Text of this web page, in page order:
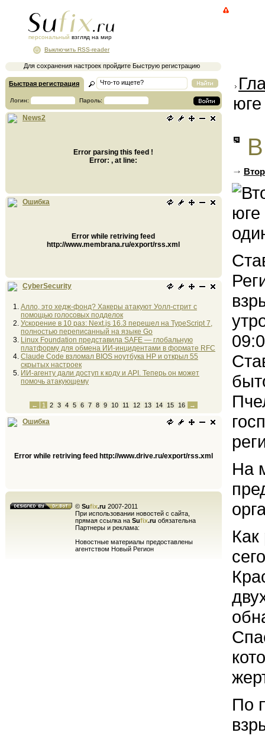
персональный взгляд на мир
Для сохранения настроек пройдите Быструю регистрацию
Выключить RSS-reader
Быстрая регистрация
Логин: Пароль:
News2
Error parsing this feed !
Error: , at line:
Ошибка
Error while retriving feed
http://www.membrana.ru/export/rss.xml
CyberSecurity
Алло, это хедж-фонд? Хакеры атакуют Уолл-стрит с
помощью голосовых подделок
Ускорение в 10 раз: Next.js 16.3 перешел на TypeScript 7,
полностью переписанный на языке Go
Linux Foundation представила SAFE — глобальную
платформу для обмена ИИ-инцидентами в формате RFC
Claude Code взломал BIOS ноутбука HP и открыл 55
скрытых настроек
ИИ-агенту дали доступ к коду и API. Теперь он может
помочь атакующему
← 1 2 3 4 5 6 7 8 9 10 11 12 13 14 15 16 →
Ошибка
Error while retriving feed http://www.drive.ru/export/rss.xml
© Sufix.ru 2007-2011
При использовании новостей с сайта,
прямая ссылка на Sufix.ru обязательна
Партнеры и реклама:
Новостные материалы предоставлены
агентством Новый Регион
На
По